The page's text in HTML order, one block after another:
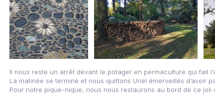
Il nous reste un arrêt devant le potager en permaculture qui fait
La matinée se termine et nous quittons Uriel émerveillés d’avoir
Pour notre pique-nique, nous nous restaurons au bord de ce joli